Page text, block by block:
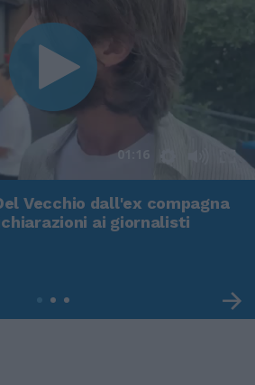
01:16
Vecchio dall'ex compagna
ai giornalisti